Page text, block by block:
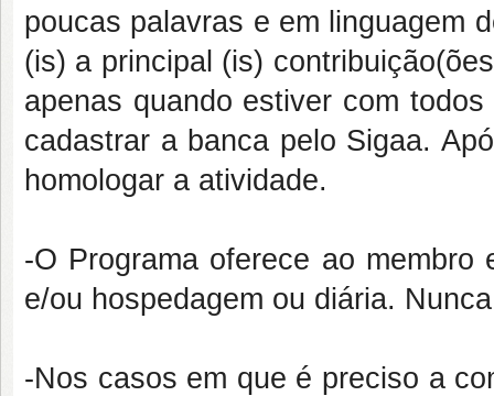
poucas palavras e em linguagem
(is) a principal (is)
apenas quando estiver com
cadastrar a banca pelo Sigaa.
homologar a atividade.
-O Programa oferece ao
e/ou hospedagem ou diária.
-Nos casos em que é preciso a